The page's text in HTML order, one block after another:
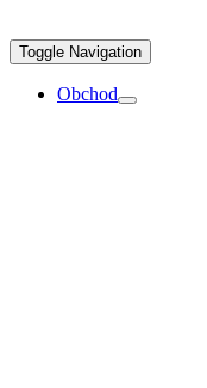
Toggle Navigation
Obchod